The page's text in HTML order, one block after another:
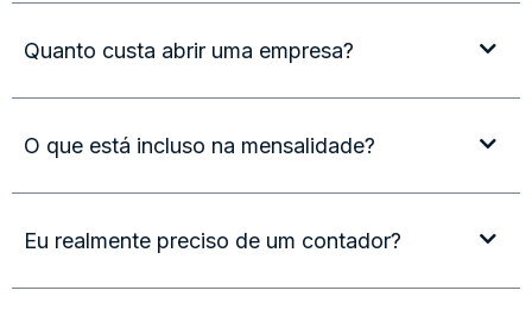
Quanto custa abrir uma empresa?
O que está incluso na mensalidade?
Eu realmente preciso de um contador?